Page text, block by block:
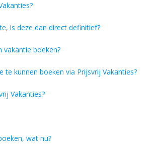
is deze dan direct definitief?
vakantie boeken?
kunnen boeken via Prijsvrij Vakanties?
Vakanties?
wat nu?